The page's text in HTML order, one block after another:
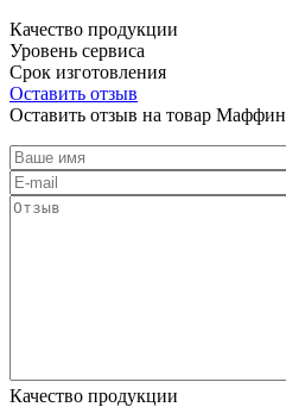
Качество продукции
Уровень сервиса
Срок изготовления
Оставить отзыв
Оставить отзыв на товар Маффин
Качество продукции